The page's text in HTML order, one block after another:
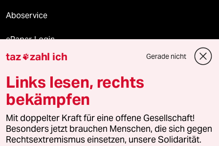
Aboservice
ePaper Login
Downloads für Abonnierende
© 2026 taz Verlags und Vertriebs GmbH
Alle Rechte vorbehalten. Bei rechtlichen Fragen oder für Genehmigungen
wenden Sie sich bitte an lizenzen@taz.de
taz zahl ich Gerade nicht
Links lesen, rechts
bekämpfen
Mit doppelter Kraft für eine offene Gesellschaft!
Besonders jetzt brauchen Menschen, die sich gegen
Rechtsextremismus einsetzen, unsere Solidarität.